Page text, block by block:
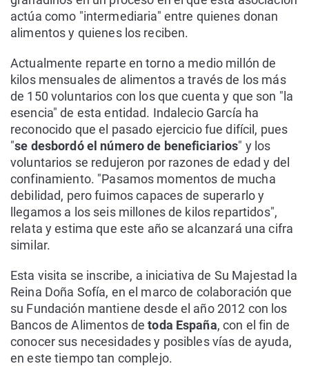
actúa como "intermediaria" entre quienes donan
alimentos y quienes los reciben.
Actualmente reparte en torno a medio millón de
kilos mensuales de alimentos a través de los más
de 150 voluntarios con los que cuenta y que son "la
esencia" de esta entidad. Indalecio García ha
reconocido que el pasado ejercicio fue difícil, pues
"se desbordó el número de beneficiarios" y los
voluntarios se redujeron por razones de edad y del
confinamiento. "Pasamos momentos de mucha
debilidad, pero fuimos capaces de superarlo y
llegamos a los seis millones de kilos repartidos",
relata y estima que este año se alcanzará una cifra
similar.
Esta visita se inscribe, a iniciativa de Su Majestad la
Reina Doña Sofía, en el marco de colaboración que
su Fundación mantiene desde el año 2012 con los
Bancos de Alimentos detoda España, con el fin de
conocer sus necesidades y posibles vías de ayuda,
en este tiempo tan complejo.